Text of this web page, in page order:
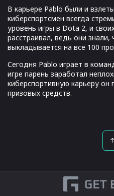
В карьере Pablo были и
киберспортсмен всегда
уровень игры в Dota 2, и
расстраивал, ведь они знали,
выкладывается на все 100
Сегодня Pablo играет в
игре парень заработал
киберспортивную карьеру он
призовых средств.